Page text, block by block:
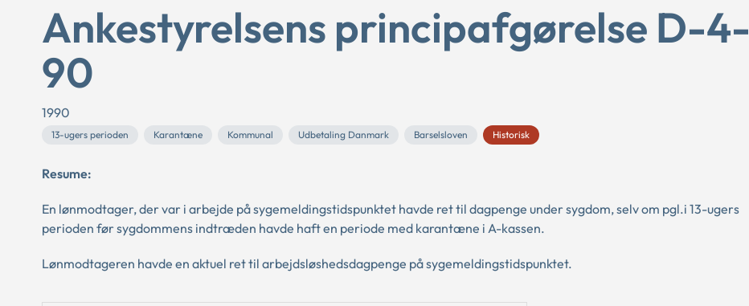
Ankestyrelsens principafgørelse D-4-
90
1990
13-ugers perioden Karantæne Kommunal Udbetaling Danmark Barselsloven Historisk
Resume:
En lønmodtager, der var i arbejde på sygemeldingstidspunktet havde ret til dagpenge under sygdom, selv om pgl.i 13-ugers
perioden før sygdommens indtræden havde haft en periode med karantæne i A-kassen.
Lønmodtageren havde en aktuel ret til arbejdsløshedsdagpenge på sygemeldingstidspunktet.